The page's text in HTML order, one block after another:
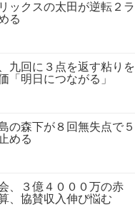
クスの太田が逆転２ラ
る
九回に３点を返す粘りを
「明日につながる」
森下が８回無失点で５
める
、３億４０００万の赤
、協賛収入伸び悩む